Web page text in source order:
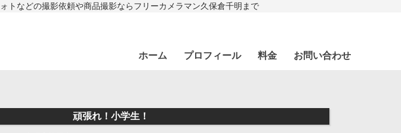
トなどの撮影依頼や商品撮影ならフリーカメラマン久保倉千明まで
ホーム プロフィール 料金 お問い合わせ
頑張れ！小学生！